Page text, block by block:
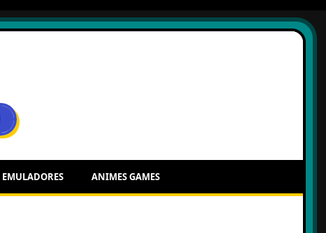
EMULADORES ANIMES GAMES